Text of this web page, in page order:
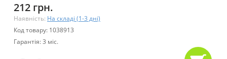
212 грн.
Наявність: На складі (1-3 дні)
Код товару: 1038913
Гарантія: 3 міс.